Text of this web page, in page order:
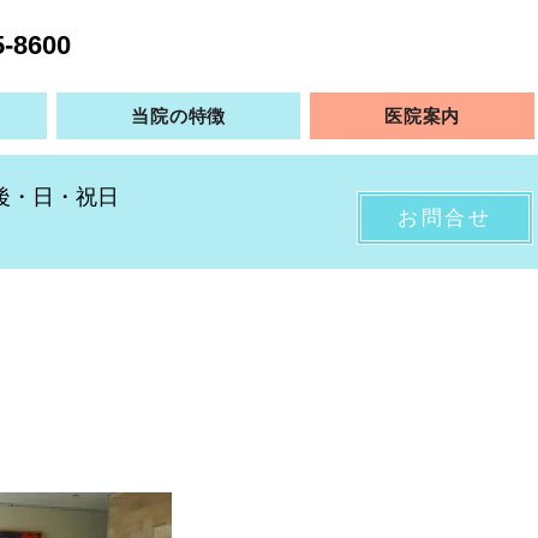
お問合せ
8600
当院の特徴 医院案内
・日・祝日